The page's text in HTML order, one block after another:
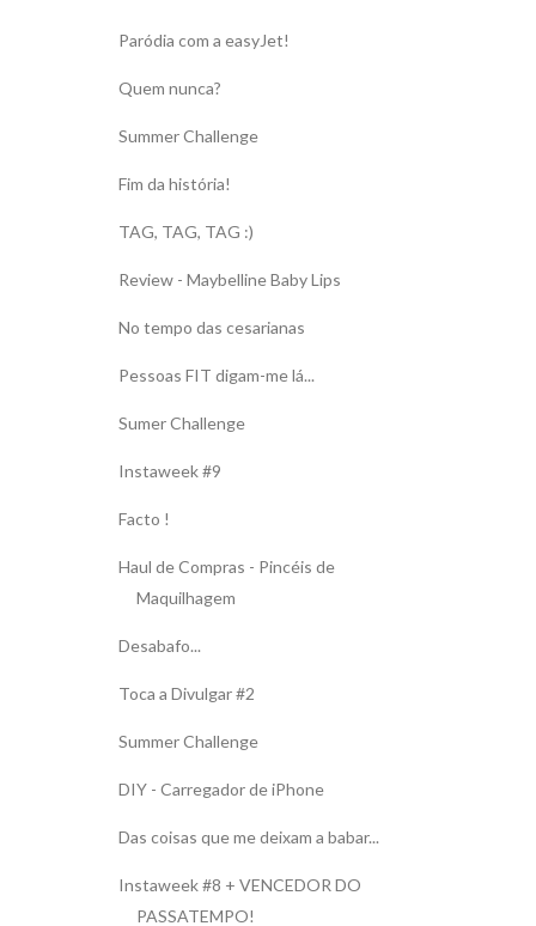
Paródia com a easyJet!
Quem nunca?
Summer Challenge
Fim da história!
TAG, TAG, TAG :)
Review - Maybelline Baby Lips
No tempo das cesarianas
Pessoas FIT digam-me lá...
Sumer Challenge
Instaweek #9
Facto !
Haul de Compras - Pincéis de
Maquilhagem
Desabafo...
Toca a Divulgar #2
Summer Challenge
DIY - Carregador de iPhone
Das coisas que me deixam a babar...
Instaweek #8 + VENCEDOR DO
PASSATEMPO!